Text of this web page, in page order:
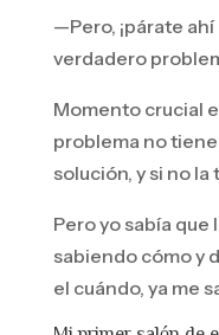
—Pero, ¡párate
verdadero
Momento crucial
problema no
solución, y si no la
Pero yo sabía
sabiendo cómo y
el cuándo, ya me